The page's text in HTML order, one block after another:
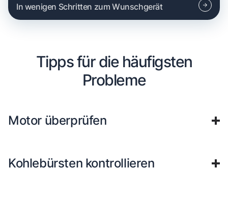
In wenigen Schritten zum Wunschgerät
Tipps für die häufigsten
Probleme
Motor überprüfen
Kohlebürsten kontrollieren